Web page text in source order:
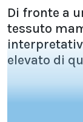
Di fronte a
tessuto
elevato di